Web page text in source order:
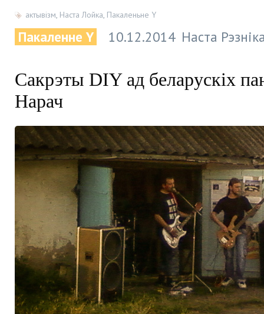
актывізм, Наста Лойка, Пакаленьне Y
Пакаленне Y 10.12.2014 Наста
Сакрэты DIY ад беларускіх
Нарач